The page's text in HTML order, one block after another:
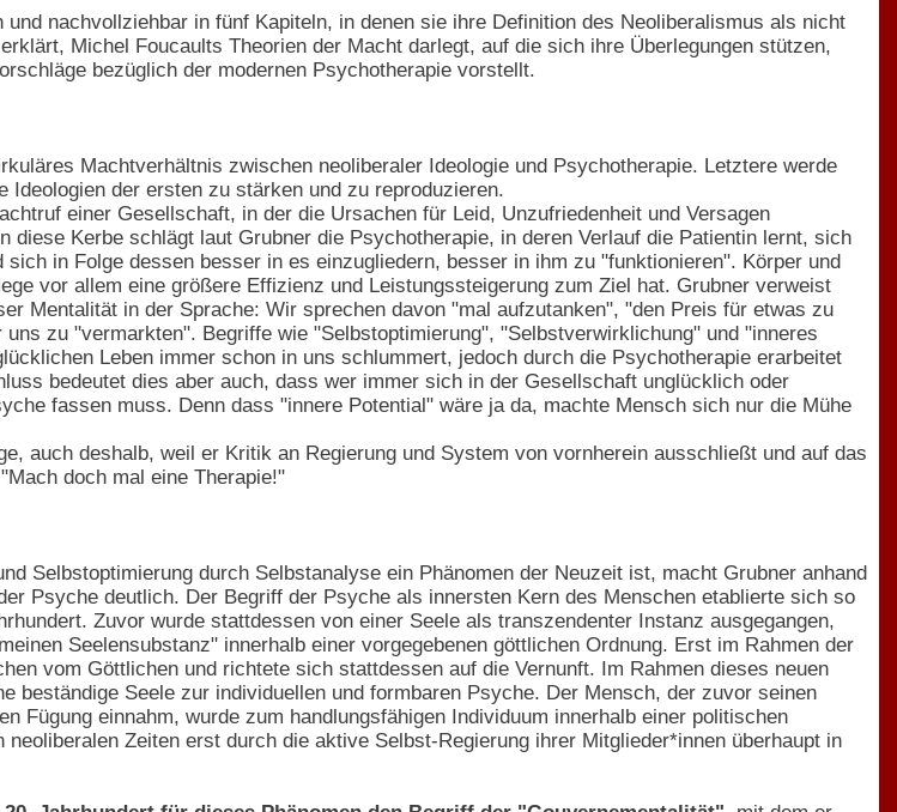
nachvollziehbar in fünf Kapiteln, in denen sie ihre Definition des Neoliberalismus als nicht
Michel Foucaults Theorien der Macht darlegt, auf die sich ihre Überlegungen stützen,
bezüglich der modernen Psychotherapie vorstellt.
Machtverhältnis zwischen neoliberaler Ideologie und Psychotherapie. Letztere werde
der ersten zu stärken und zu reproduzieren.
einer Gesellschaft, in der die Ursachen für Leid, Unzufriedenheit und Versagen
diese Kerbe schlägt laut Grubner die Psychotherapie, in deren Verlauf die Patientin lernt, sich
in Folge dessen besser in es einzugliedern, besser in ihm zu "funktionieren". Körper und
vor allem eine größere Effizienz und Leistungssteigerung zum Ziel hat. Grubner verweist
Mentalität in der Sprache: Wir sprechen davon "mal aufzutanken", "den Preis für etwas zu
zu "vermarkten". Begriffe wie "Selbstoptimierung", "Selbstverwirklichung" und "inneres
Leben immer schon in uns schlummert, jedoch durch die Psychotherapie erarbeitet
bedeutet dies aber auch, dass wer immer sich in der Gesellschaft unglücklich oder
fassen muss. Denn dass "innere Potential" wäre ja da, machte Mensch sich nur die Mühe
auch deshalb, weil er Kritik an Regierung und System von vornherein ausschließt und auf das
doch mal eine Therapie!"
Selbstoptimierung durch Selbstanalyse ein Phänomen der Neuzeit ist, macht Grubner anhand
Psyche deutlich. Der Begriff der Psyche als innersten Kern des Menschen etablierte sich so
Zuvor wurde stattdessen von einer Seele als transzendenter Instanz ausgegangen,
Seelensubstanz" innerhalb einer vorgegebenen göttlichen Ordnung. Erst im Rahmen der
vom Göttlichen und richtete sich stattdessen auf die Vernunft. Im Rahmen dieses neuen
beständige Seele zur individuellen und formbaren Psyche. Der Mensch, der zuvor seinen
Fügung einnahm, wurde zum handlungsfähigen Individuum innerhalb einer politischen
Zeiten erst durch die aktive Selbst-Regierung ihrer Mitglieder*innen überhaupt in